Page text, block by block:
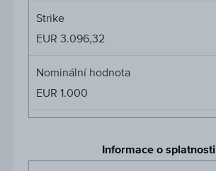
Strike
EUR 3.096,32
Nominální hodnota
EUR 1.000
Informace o splatnosti